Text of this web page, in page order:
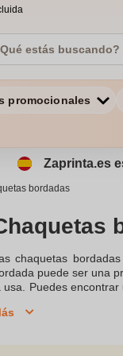
promocionales
Zaprinta.es
bordadas
chaquetas
puede ser una
usa. Puedes
necesidades de